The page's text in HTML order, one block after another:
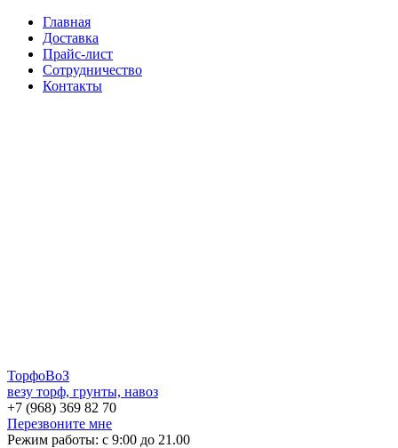
Главная
Доставка
Прайс-лист
Сотрудничество
Контакты
ТорфоВоЗ
везу торф, грунты, навоз
+7 (968) 369 82 70
Перезвоните мне
Режим работы: с 9:00 до 21.00